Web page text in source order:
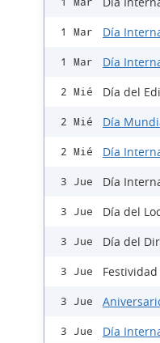
1 Mar Día
1 Mar Día
2 Mié Día del
2 Mié Día
2 Mié Día
3 Jue Día
3 Jue Día del
3 Jue Día del
3 Jue
3 Jue
3 Jue Día